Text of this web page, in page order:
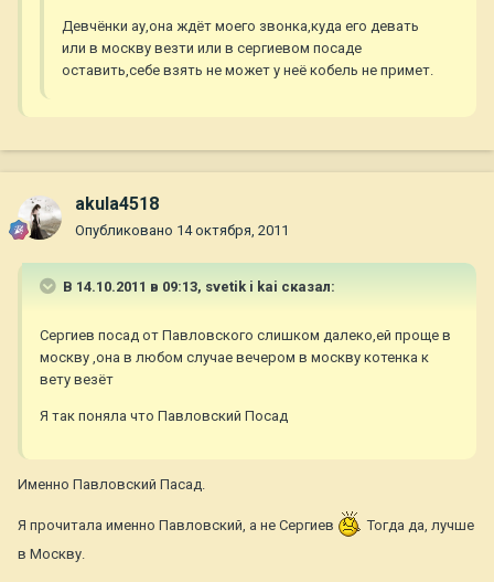
Девчёнки ау,она ждёт моего звонка,куда его девать
или в москву везти или в сергиевом посаде
оставить,себе взять не может у неё кобель не примет.
akula4518
Опубликовано 14 октября, 2011
В 14.10.2011 в 09:13, svetik i kai сказал:
Сергиев посад от Павловского слишком далеко,ей проще в
москву ,она в любом случае вечером в москву котенка к
вету везёт
Я так поняла что Павловский Посад
Именно Павловский Пасад.
Я прочитала именно Павловский, а не Сергиев
Тогда да, лучше
в Москву.